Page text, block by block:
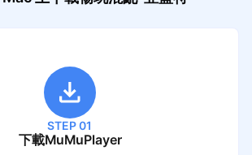
STEP 01
下載MuMuPlayer